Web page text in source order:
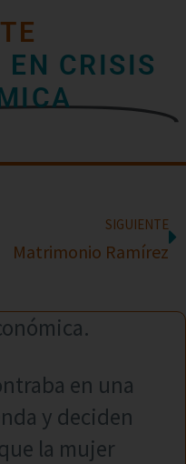
CRISIS
SIGUIENTE
Matrimonio Ramírez
en una
y deciden
la mujer